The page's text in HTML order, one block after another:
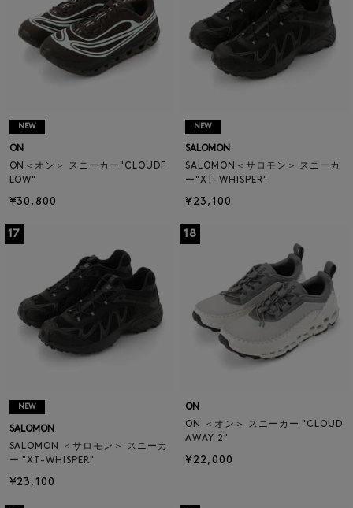
NEW
ON
ON＜オン＞ スニーカー"CLOUDF
LOW"
¥30,800
NEW
SALOMON
SALOMON＜サロモン＞ スニーカ
ー"XT-WHISPER"
¥23,100
17
NEW
SALOMON
SALOMON ＜サロモン＞ スニーカ
ー "XT-WHISPER"
¥23,100
18
ON
ON ＜オン＞ スニーカー "CLOUD
AWAY 2"
¥22,000